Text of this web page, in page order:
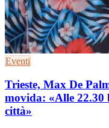
Eventi
Trieste, Max De
movida: «Alle 22.30
città»